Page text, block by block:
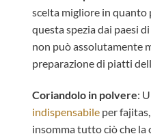
scelta migliore in quanto
questa spezia dai paesi
non può assolutamente
preparazione di piatti
Coriandolo in polvere:
indispensabileper fajitas,
insomma tutto ciò che la